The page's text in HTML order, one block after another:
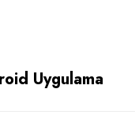
Uygulama